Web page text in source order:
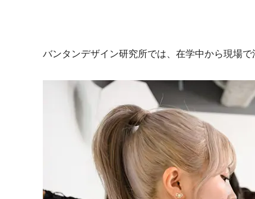
バンタンデザイン研究所では、在学中から現場で